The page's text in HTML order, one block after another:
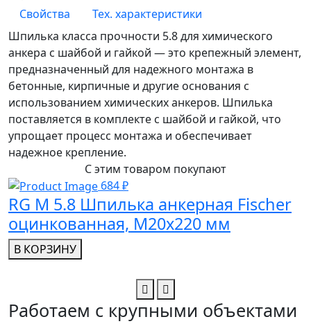
Свойства
Тех. характеристики
Шпилька класса прочности 5.8 для химического
анкера с шайбой и гайкой — это крепежный элемент,
предназначенный для надежного монтажа в
бетонные, кирпичные и другие основания с
использованием химических анкеров. Шпилька
поставляется в комплекте с шайбой и гайкой, что
упрощает процесс монтажа и обеспечивает
надежное крепление.
С этим товаром покупают
684 ₽
RG M 5.8 Шпилька анкерная Fischer
оцинкованная, M20x220 мм
В КОРЗИНУ
Работаем с крупными объектами